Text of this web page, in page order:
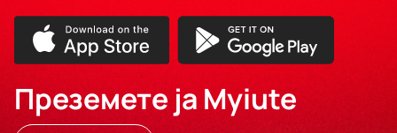
Преземете ја Myiute